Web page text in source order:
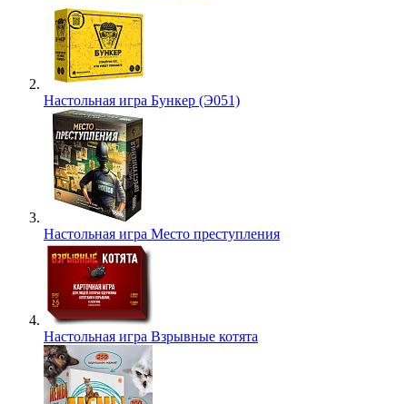
Настольная игра Бункер (Э051)
Настольная игра Место преступления
Настольная игра Взрывные котята